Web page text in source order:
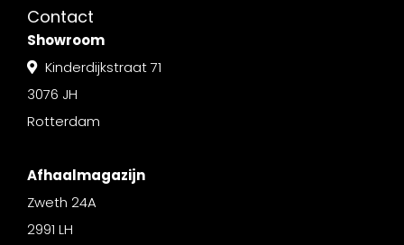
Contact
Showroom
Kinderdijkstraat 71
3076 JH
Rotterdam
Afhaalmagazijn
Zweth 24A
2991 LH